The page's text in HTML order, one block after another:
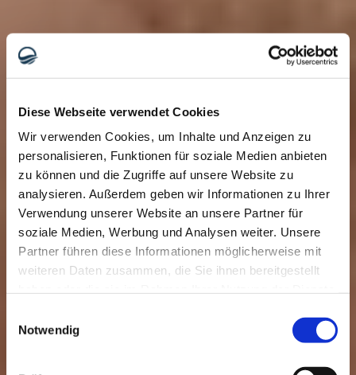
Diese Webseite verwendet Cookies
Wir verwenden Cookies, um Inhalte und Anzeigen zu
personalisieren, Funktionen für soziale Medien anbieten
zu können und die Zugriffe auf unsere Website zu
analysieren. Außerdem geben wir Informationen zu Ihrer
Verwendung unserer Website an unsere Partner für
soziale Medien, Werbung und Analysen weiter. Unsere
Partner führen diese Informationen möglicherweise mit
weiteren Daten zusammen, die Sie ihnen bereitgestellt
Notwendig